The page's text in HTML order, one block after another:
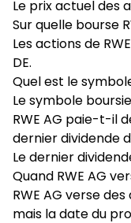
Le prix actuel des
Sur quelle bourse
Les actions de
DE.
Quel est le
Le symbole
RWE AG paie-t-il
dernier dividende
Le dernier
Quand RWE AG
RWE AG verse
mais la date du